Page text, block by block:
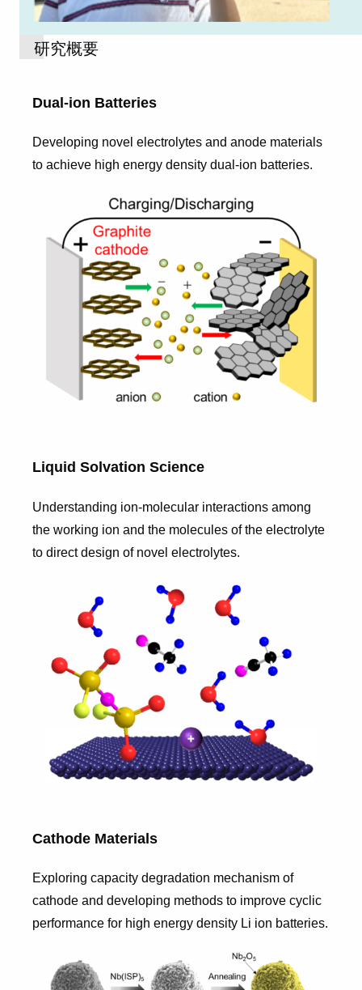
研究概要
Dual-ion Batteries
Developing novel electrolytes and anode materials
to achieve high energy density dual-ion batteries.
Liquid Solvation Science
Understanding ion-molecular interactions among
the working ion and the molecules of the electrolyte
to direct design of novel electrolytes.
Cathode Materials
Exploring capacity degradation mechanism of
cathode and developing methods to improve cyclic
performance for high energy density Li ion batteries.